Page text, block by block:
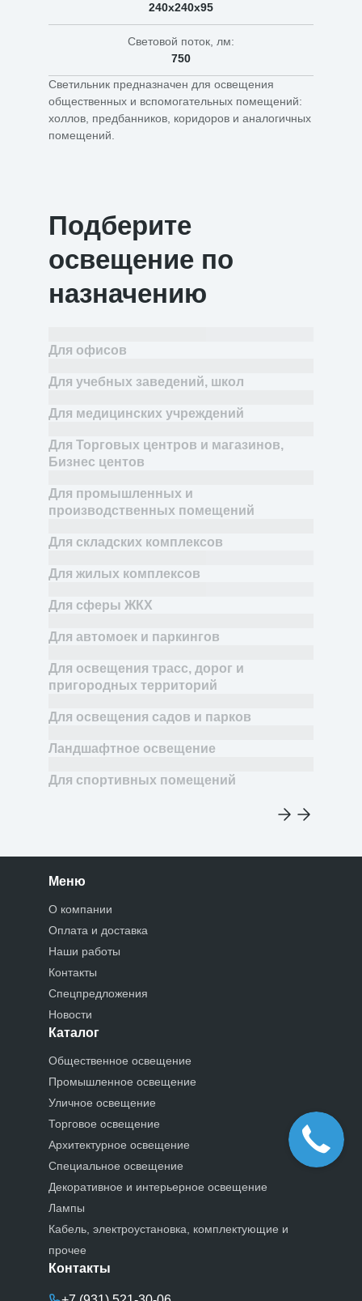
240х240х95
Световой поток, лм:
750
Светильник предназначен для освещения
общественных и вспомогательных помещений:
холлов, предбанников, коридоров и аналогичных
помещений.
Подберите
освещение по
назначению
Для офисов
Для учебных заведений, школ
Для медицинских учреждений
Для Торговых центров и магазинов,
Бизнес центов
Для промышленных и
производственных помещений
Для складских комплексов
Для жилых комплексов
Для сферы ЖКХ
Для автомоек и паркингов
Для освещения трасс, дорог и
пригородных территорий
Для освещения садов и парков
Ландшафтное освещение
Для спортивных помещений
Меню
О компании
Оплата и доставка
Наши работы
Контакты
Спецпредложения
Новости
Каталог
Общественное освещение
Промышленное освещение
Уличное освещение
Торговое освещение
Архитектурное освещение
Специальное освещение
Декоративное и интерьерное освещение
Лампы
Кабель, электроустановка, комплектующие и
прочее
Контакты